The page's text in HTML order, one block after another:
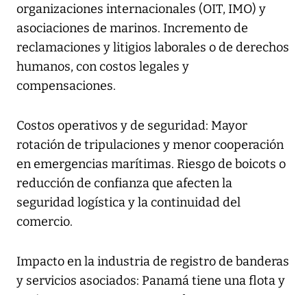
organizaciones internacionales (OIT, IMO) y
asociaciones de marinos. Incremento de
reclamaciones y litigios laborales o de derechos
humanos, con costos legales y
compensaciones.
Costos operativos y de seguridad: Mayor
rotación de tripulaciones y menor cooperación
en emergencias marítimas. Riesgo de boicots o
reducción de confianza que afecten la
seguridad logística y la continuidad del
comercio.
Impacto en la industria de registro de banderas
y servicios asociados: Panamá tiene una flota y